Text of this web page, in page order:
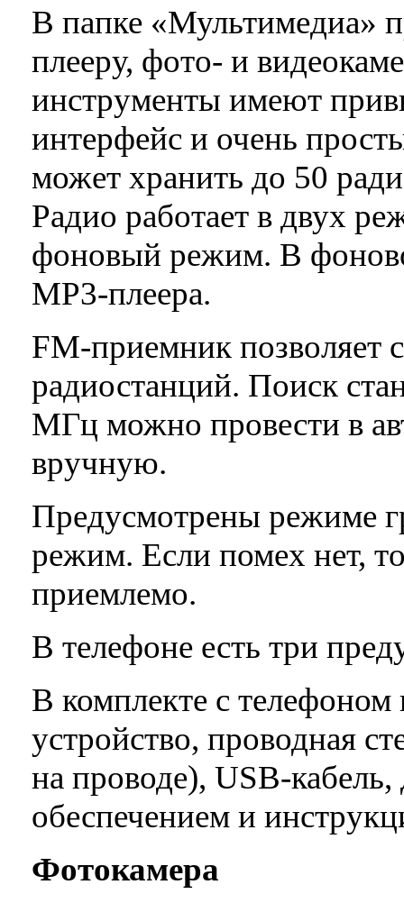
В папке «Мультимедиа»
плееру, фото- и
инструменты имеют
интерфейс и очень
может хранить до 50
Радио работает в двух
фоновый режим. В
MP3-плеера.
FM-приемник позволяет
радиостанций. Поиск
МГц можно провести в
вручную.
Предусмотрены режиме
режим. Если помех нет,
приемлемо.
В телефоне есть три
В комплекте с телефоном
устройство, проводная
на проводе), USB-
обеспечением и
Фотокамера